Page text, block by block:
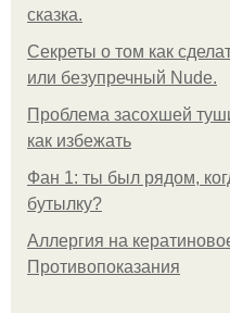
сказка.
Секреты о том как
или безупречный Nude.
Проблема засохшей
как избежать
Фан 1: ты был рядом,
бутылку?
Аллергия на
Противопоказания